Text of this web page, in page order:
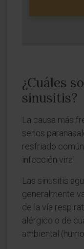
¿Cuáles
sinusitis?
La causa más
senos
resfriado
infección viral.
Las sinusitis
generalmente
de la vía
alérgico o de
ambiental